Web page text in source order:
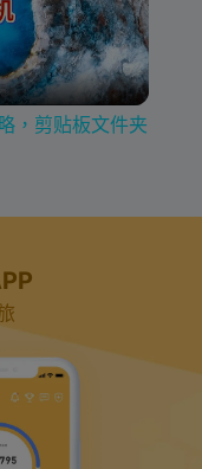
，剪贴板文件夹